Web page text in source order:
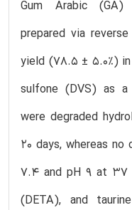
Gum Arabic (GA)
prepared via
yield (78.5 ± 5.0%)
sulfone (DVS) as a
were degraded
20 days, whereas
7.4 and pH 9 at 37
(DETA), and